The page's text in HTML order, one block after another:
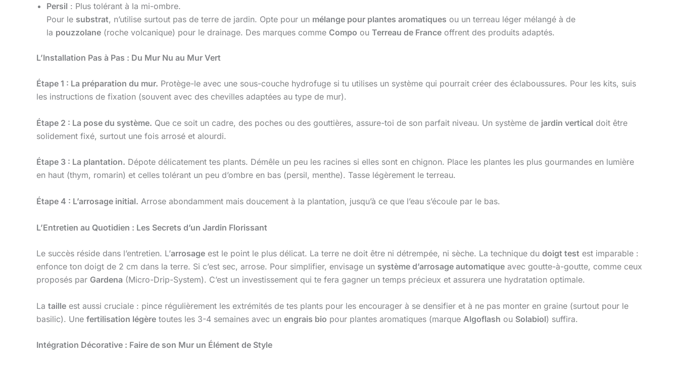
Persil : Plus tolérant à la mi-ombre.
Pour le substrat, n’utilise surtout pas de terre de jardin. Opte pour un mélange pour plantes aromatiques ou un terreau léger mélangé à de
la pouzzolane (roche volcanique) pour le drainage. Des marques comme Compo ou Terreau de France offrent des produits adaptés.
L’Installation Pas à Pas : Du Mur Nu au Mur Vert
Étape 1 : La préparation du mur. Protège-le avec une sous-couche hydrofuge si tu utilises un système qui pourrait créer des éclaboussures. Pour les kits, suis
les instructions de fixation (souvent avec des chevilles adaptées au type de mur).
Étape 2 : La pose du système. Que ce soit un cadre, des poches ou des gouttières, assure-toi de son parfait niveau. Un système de jardin vertical doit être
solidement fixé, surtout une fois arrosé et alourdi.
Étape 3 : La plantation. Dépote délicatement tes plants. Démêle un peu les racines si elles sont en chignon. Place les plantes les plus gourmandes en lumière
en haut (thym, romarin) et celles tolérant un peu d’ombre en bas (persil, menthe). Tasse légèrement le terreau.
Étape 4 : L’arrosage initial. Arrose abondamment mais doucement à la plantation, jusqu’à ce que l’eau s’écoule par le bas.
L’Entretien au Quotidien : Les Secrets d’un Jardin Florissant
Le succès réside dans l’entretien. L’arrosage est le point le plus délicat. La terre ne doit être ni détrempée, ni sèche. La technique du doigt test est imparable :
enfonce ton doigt de 2 cm dans la terre. Si c’est sec, arrose. Pour simplifier, envisage un système d’arrosage automatique avec goutte-à-goutte, comme ceux
proposés par Gardena (Micro-Drip-System). C’est un investissement qui te fera gagner un temps précieux et assurera une hydratation optimale.
La taille est aussi cruciale : pince régulièrement les extrémités de tes plants pour les encourager à se densifier et à ne pas monter en graine (surtout pour le
basilic). Une fertilisation légère toutes les 3-4 semaines avec un engrais bio pour plantes aromatiques (marque Algoflash ou Solabiol) suffira.
Intégration Décorative : Faire de son Mur un Élément de Style